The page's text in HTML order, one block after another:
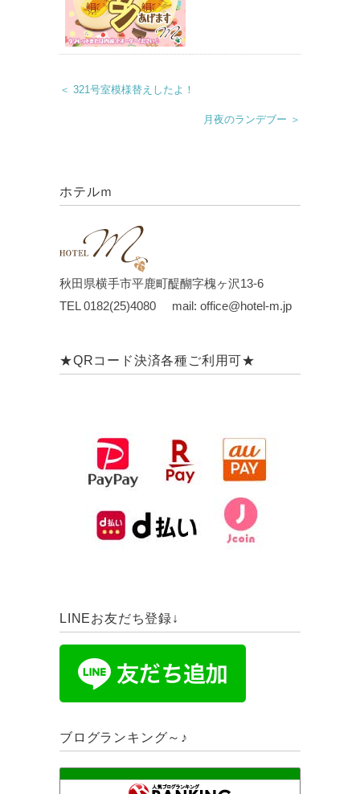
＜ 321号室模様替えしたよ！
月夜のランデブー ＞
ホテルｍ
秋田県横手市平鹿町醍醐字槐ヶ沢13-6
TEL 0182(25)4080 mail: office@hotel-m.jp
★QRコード決済各種ご利用可★
LINEお友だち登録↓
ブログランキング～♪